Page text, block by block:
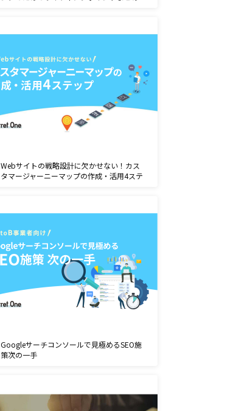
Webサイトの戦略設計に欠かせない！カス
タマージャーニーマップの作成・活用4ステ
Googleサーチコンソールで見極めるSEO施
策次の一手